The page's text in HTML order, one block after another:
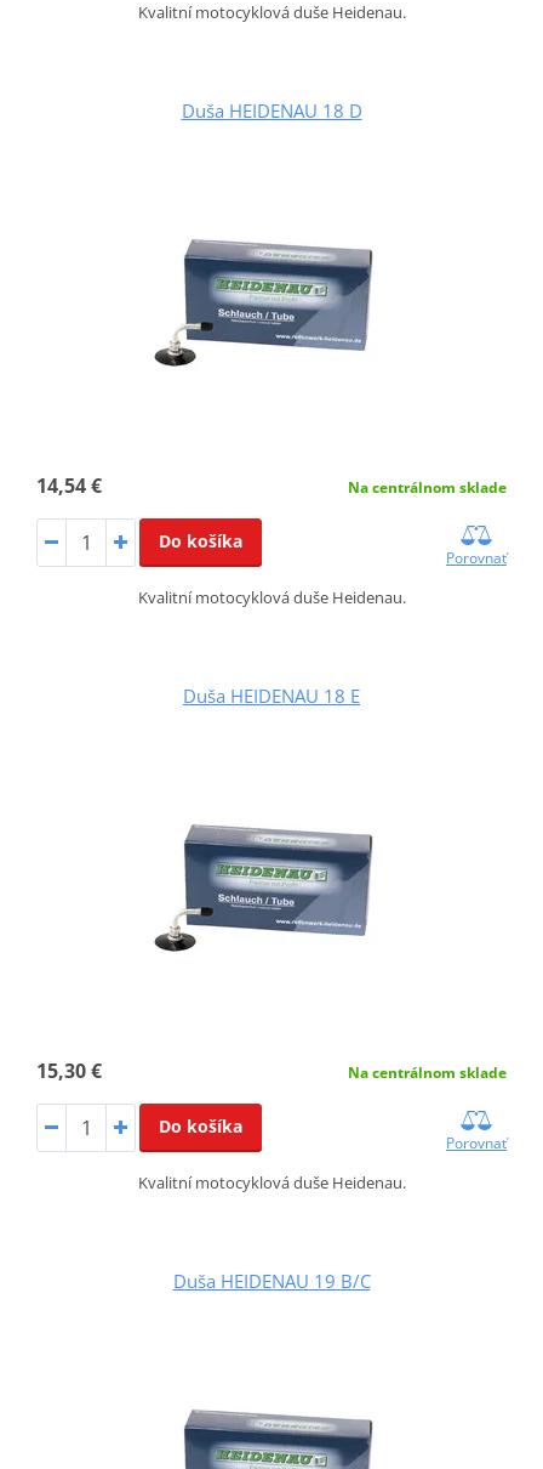
Kvalitní motocyklová duše Heidenau.
Duša HEIDENAU 18 D
14,54 € Na centrálnom sklade
Do košíka
Porovnať
Kvalitní motocyklová duše Heidenau.
Duša HEIDENAU 18 E
15,30 € Na centrálnom sklade
Do košíka
Porovnať
Kvalitní motocyklová duše Heidenau.
Duša HEIDENAU 19 B/C